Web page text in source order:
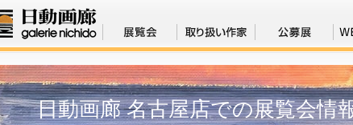
日動画廊 名古屋店での展覧会情